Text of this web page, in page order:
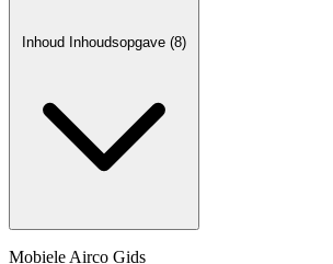
Inhoud Inhoudsopgave (8)
Mobiele Airco Gids